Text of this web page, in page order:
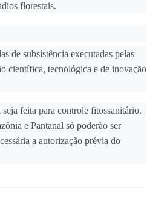
florestais.
de subsistência executadas pelas
científica, tecnológica e de inovação
feita para controle fitossanitário.
e Pantanal só poderão ser
a autorização prévia do